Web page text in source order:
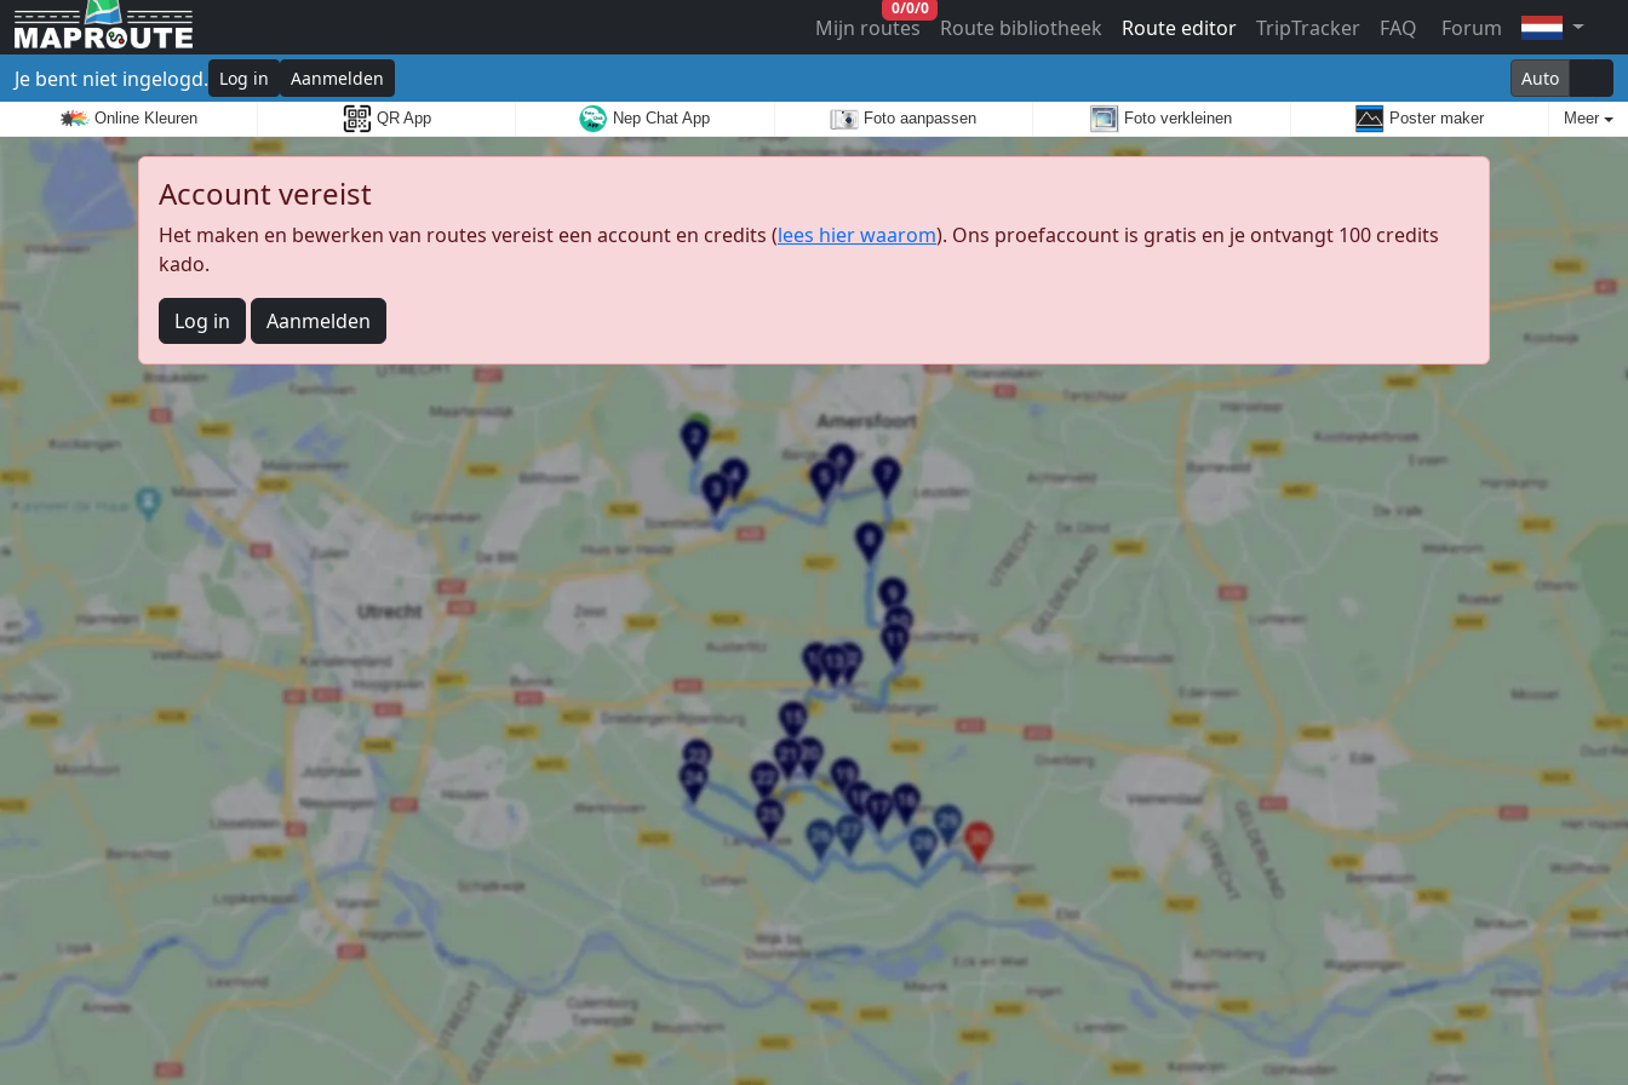
Mijn routes
0/0/0
Route bibliotheek Route editor TripTracker FAQ
Forum
Je bent niet ingelogd. Log in Aanmelden Auto
Online Kleuren QR App Nep Chat App Foto aanpassen Foto verkleinen Poster maker Meer
Account vereist
Het maken en bewerken van routes vereist een account en credits (lees hier waarom). Ons proefaccount is gratis en je ontvangt 100 credits
kado.
Log in Aanmelden